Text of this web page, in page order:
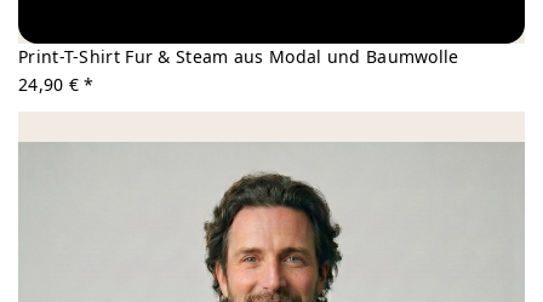
Print-T-Shirt Fur & Steam aus Modal und Baumwolle
24,90 € *